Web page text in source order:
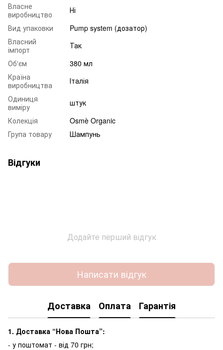
Власне
виробництво
Ні
Вид упаковки
Pump system (дозатор)
Власний
імпорт
Так
Об'єм
380 мл
Країна
виробництва
Італія
Одиниця
виміру
штук
Колекція
Osmè Organic
Група товару
Шампунь
Відгуки
Додайте перший відгук
Написати відгук
Доставка Оплата Гарантія
1. Доставка “Нова Пошта”:
- у поштомат - від 70 грн;